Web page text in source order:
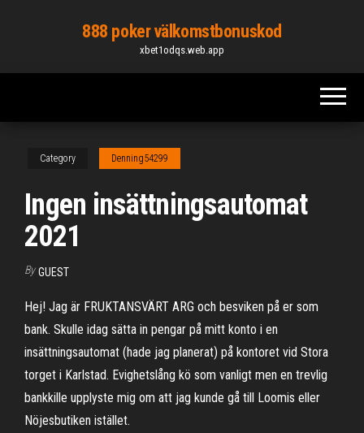
content
888 poker välkomstbonuskod
xbet1odqs.web.app
Category Denning54299
Ingen insättningsautomat
2021
By GUEST
Hej! Jag är FRUKTANSVÄRT ARG och besviken på er som
bank. Skulle idag sätta in pengar på mitt konto i en
insättningsautomat (hade jag planerat) på kontoret vid Stora
torget i Karlstad. Evighetslång kö som vanligt men en trevlig
bankkille upplyste mig om att jag kunde gå till Loomis eller
Nöjesbutiken istället.